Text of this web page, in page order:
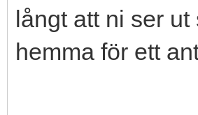
långt att ni ser
hemma för ett